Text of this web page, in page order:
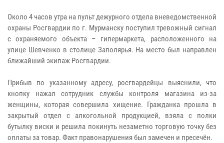
Около 4 часов утра на пульт дежурного отдела вневедомственной
охраны Росгвардии по г. Мурманску поступил тревожный сигнал
с охраняемого объекта – гипермаркета, расположенного на
улице Шевченко в столице Заполярья. На место был направлен
ближайший экипаж Росгвардии.
Прибыв по указанному адресу, росгвардейцы выяснили, что
кнопку нажал сотрудник службы контроля магазина из-за
женщины, которая совершила хищение. Гражданка прошла в
закрытый отдел с алкогольной продукцией, взяла с полки
бутылку виски и решила покинуть незаметно торговую точку без
оплаты за товар. Факт правонарушения был замечен и пресечён.